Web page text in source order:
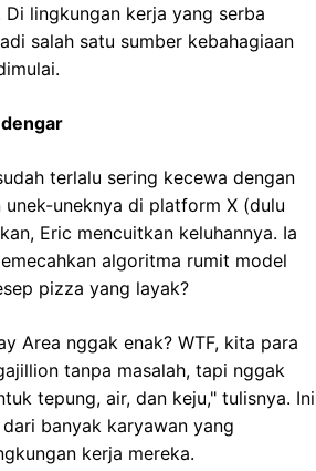
lingkungan kerja yang serba
salah satu sumber kebahagiaan
terlalu sering kecewa dengan
uneknya di platform X (dulu
Eric mencuitkan keluhannya. Ia
algoritma rumit model
pizza yang layak?
Area nggak enak? WTF, kita para
tanpa masalah, tapi nggak
tepung, air, dan keju," tulisnya. Ini
banyak karyawan yang
kerja mereka.